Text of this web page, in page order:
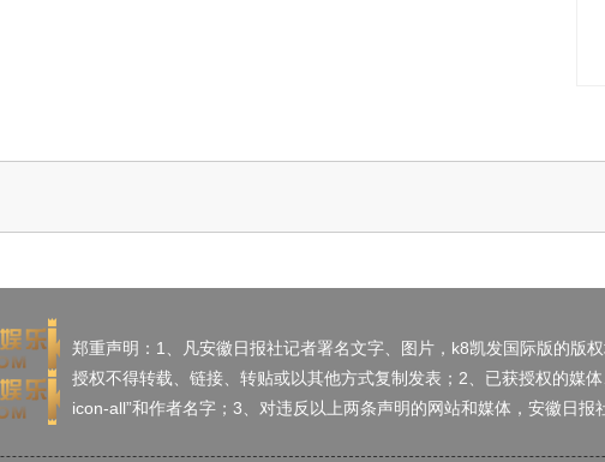
郑重声明：1、凡安徽日报社记者署名文字、图片，k8凯发国际版的版
授权不得转载、链接、转贴或以其他方式复制发表；2、已获授权的媒
icon-all”和作者名字；3、对违反以上两条声明的网站和媒体，安徽日